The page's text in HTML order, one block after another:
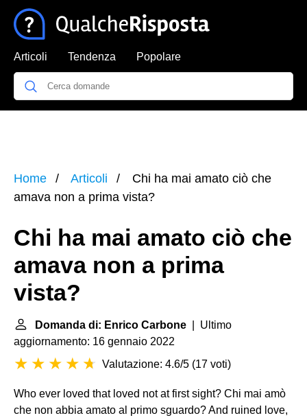
Articoli Tendenza Popolare
Home Articoli
Chi ha mai amato ciò che
amava non a prima vista?
Chi ha mai amato ciò che
amava non a prima
vista?
Domanda di: Enrico Carbone | Ultimo
aggiornamento: 16 gennaio 2022
Valutazione: 4.6/5 (17 voti)
Who ever loved that loved not at first sight? Chi mai amò
che non abbia amato al primo sguardo? And ruined love,